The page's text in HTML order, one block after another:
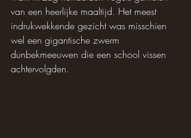
van een heerlijke maaltijd. Het meest
indrukwekkende gezicht was misschien
wel een gigantische zwerm
dunbekmeeuwen die een school vissen
achtervolgden.